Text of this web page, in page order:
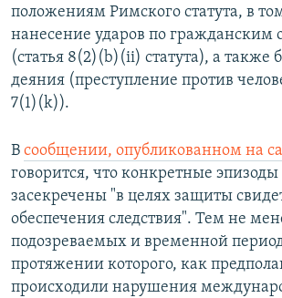
положениям Римского статута, в
нанесение ударов по гражданским
(статья 8(2)(b)(ii) статута), а также
деяния (преступление против
7(1)(k)).
В сообщении, опубликованном на
говорится, что конкретные
засекречены "в целях защиты
обеспечения следствия". Тем не
подозреваемых и временной
протяжении которого, как
происходили нарушения